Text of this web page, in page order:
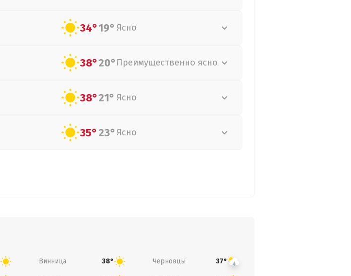
34°19° Ясно
38°20° Преимущественно ясно
38°21° Ясно
35°23° Ясно
Винница 38° Черновцы 37°